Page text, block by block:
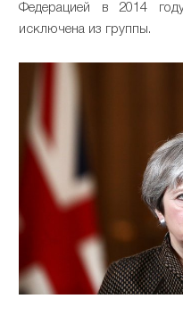
Федерацией в 2014
исключена из группы.